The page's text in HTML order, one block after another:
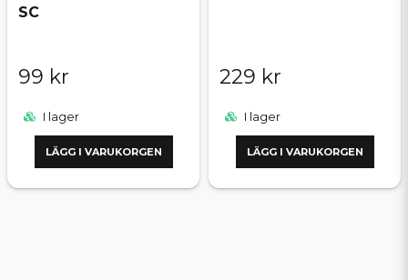
SC
99 kr
I lager
LÄGG I VARUKORGEN
229 kr
I lager
LÄGG I VARUKORGEN